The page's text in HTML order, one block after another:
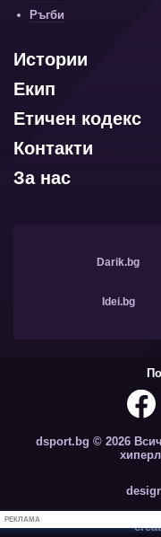
Ръгби
Истории
Екип
Етичен кодекс
Контакти
За нас
Darik.bg
Idei.bg
dsport.bg © 2026
РЕКЛАМА